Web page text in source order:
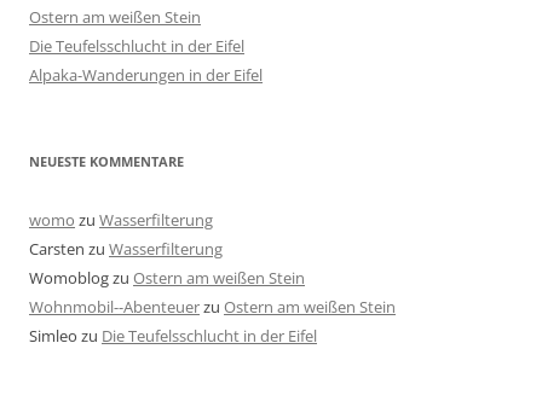
Ostern am weißen Stein
Die Teufelsschlucht in der Eifel
Alpaka-Wanderungen in der Eifel
NEUESTE KOMMENTARE
womo zu Wasserfilterung
Carsten zu Wasserfilterung
Womoblogzu Ostern am weißen Stein
Wohnmobil--Abenteuerzu Ostern am weißen Stein
Simleo zu Die Teufelsschlucht in der Eifel